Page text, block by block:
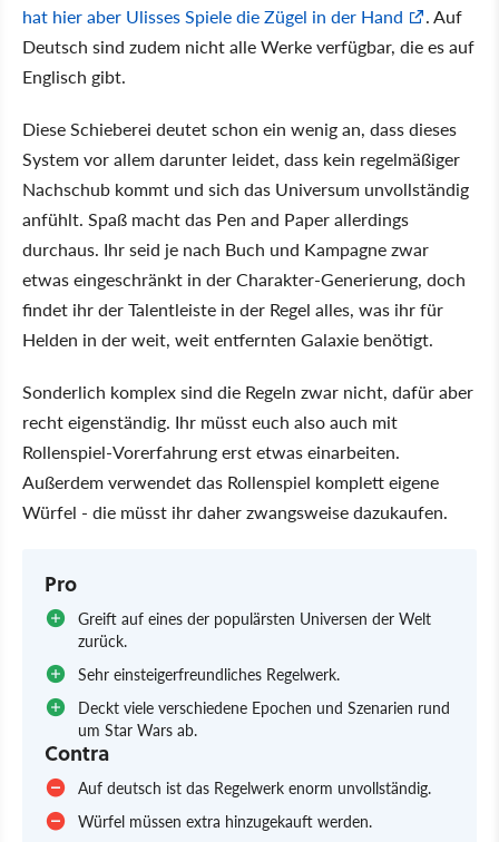
hat hier aber Ulisses Spiele die Zügel in der Hand
. Auf
Deutsch sind zudem nicht alle Werke verfügbar, die es auf
Englisch gibt.
Diese Schieberei deutet schon ein wenig an, dass dieses
System vor allem darunter leidet, dass kein regelmäßiger
Nachschub kommt und sich das Universum unvollständig
anfühlt. Spaß macht das Pen and Paper allerdings
durchaus. Ihr seid je nach Buch und Kampagne zwar
etwas eingeschränkt in der Charakter-Generierung, doch
findet ihr der Talentleiste in der Regel alles, was ihr für
Helden in der weit, weit entfernten Galaxie benötigt.
Sonderlich komplex sind die Regeln zwar nicht, dafür aber
recht eigenständig. Ihr müsst euch also auch mit
Rollenspiel-Vorerfahrung erst etwas einarbeiten.
Außerdem verwendet das Rollenspiel komplett eigene
Würfel - die müsst ihr daher zwangsweise dazukaufen.
Pro
Greift auf eines der populärsten Universen der Welt
zurück.
Sehr einsteigerfreundliches Regelwerk.
Deckt viele verschiedene Epochen und Szenarien rund
um Star Wars ab.
Contra
Auf deutsch ist das Regelwerk enorm unvollständig.
Würfel müssen extra hinzugekauft werden.